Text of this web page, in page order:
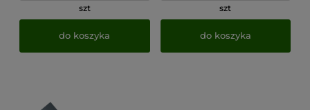
szt
do koszyka
szt
do koszyka